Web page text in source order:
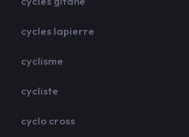
cycles lapierre
cyclisme
cycliste
cyclo cross